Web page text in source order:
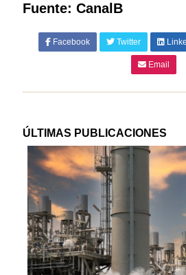
Fuente: CanalB
Facebook Twitter
Email
ÚLTIMAS PUBLICACIONES